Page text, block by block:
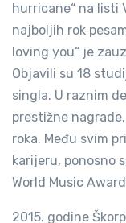
hurricane“ na listi
najboljih rok
loving you“ je
Objavili su 18
singla. U raznim
prestižne
roka. Među svim
karijeru, ponosno
World Music
2015. godine